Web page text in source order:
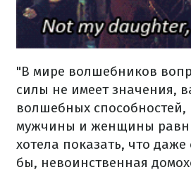
"В мире волшебников
силы не имеет значения,
волшебных способностей,
мужчины и женщины
хотела показать, что даже
бы, невоинственная